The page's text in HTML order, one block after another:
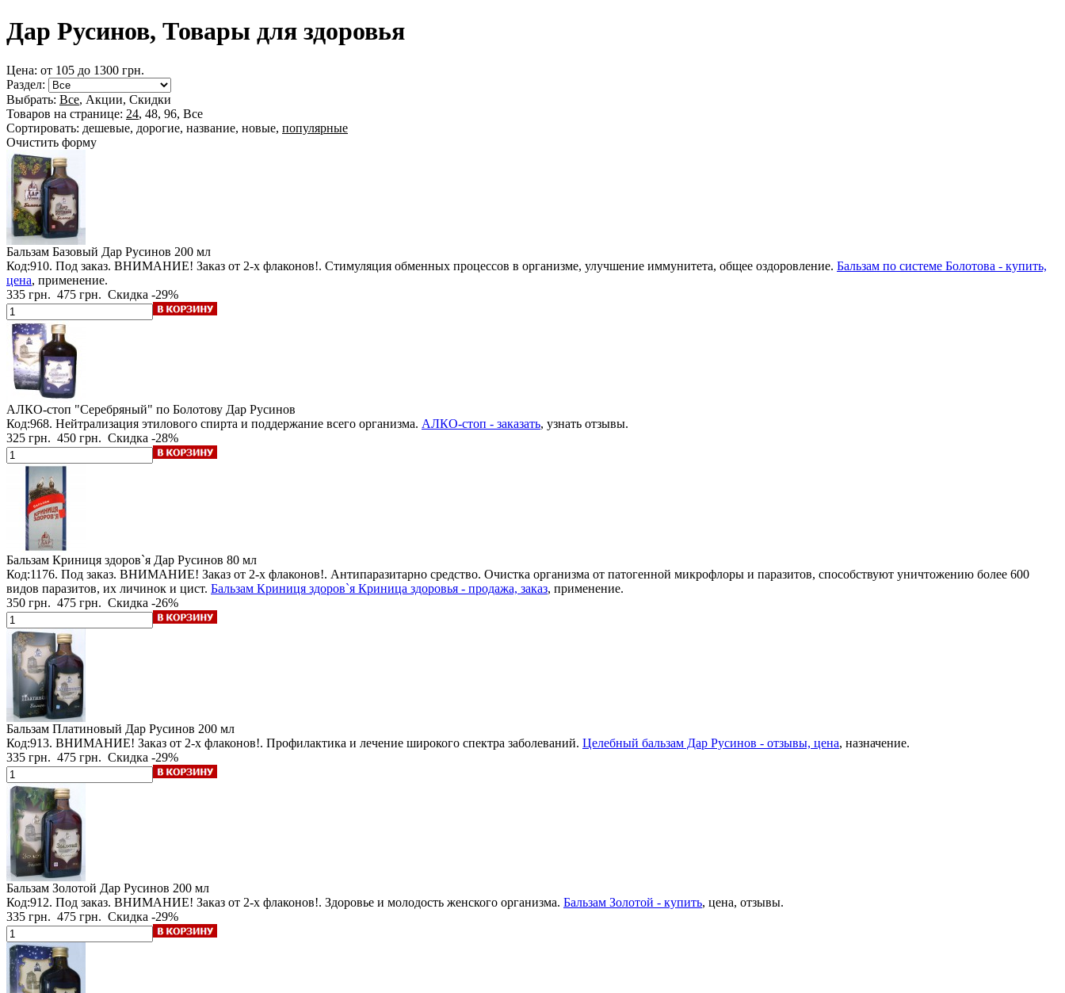
Дар Русинов, Товары для здоровья
Цена: от 105 до 1300 грн.
Раздел:
Выбрать: Все, Акции, Скидки
Товаров на странице: 24, 48, 96, Все
Сортировать: дешевые, дорогие, название, новые, популярные
Очистить форму
Бальзам Базовый Дар Русинов 200 мл
Код:910. Под заказ. ВНИМАНИЕ! Заказ от 2-х флаконов!. Стимуляция обменных процессов в организме, улучшение иммунитета, общее оздоровление. Бальзам по системе Болотова - купить,
цена, применение.
335 грн. 475 грн. Скидка -29%
АЛКО-стоп "Серебряный" по Болотову Дар Русинов
Код:968. Нейтрализация этилового спирта и поддержание всего организма. АЛКО-стоп - заказать, узнать отзывы.
325 грн. 450 грн. Скидка -28%
Бальзам Криниця здоров`я Дар Русинов 80 мл
Код:1176. Под заказ. ВНИМАНИЕ! Заказ от 2-х флаконов!. Антипаразитарно средство. Очистка организма от патогенной микрофлоры и паразитов, способствуют уничтожению более 600
видов паразитов, их личинок и цист. Бальзам Криниця здоров`я Криница здоровья - продажа, заказ, применение.
350 грн. 475 грн. Скидка -26%
Бальзам Платиновый Дар Русинов 200 мл
Код:913. ВНИМАНИЕ! Заказ от 2-х флаконов!. Профилактика и лечение широкого спектра заболеваний. Целебный бальзам Дар Русинов - отзывы, цена, назначение.
335 грн. 475 грн. Скидка -29%
Бальзам Золотой Дар Русинов 200 мл
Код:912. Под заказ. ВНИМАНИЕ! Заказ от 2-х флаконов!. Здоровье и молодость женского организма. Бальзам Золотой - купить, цена, отзывы.
335 грн. 475 грн. Скидка -29%